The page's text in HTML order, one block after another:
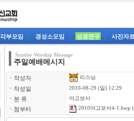
각부모임 경성소모임 성경연구 사진자
Sunday Worship Message
주일예배메시지
ㆍ 작성자 리스닝
ㆍ 작성일 2010-08-29 (일) 12:29
ㆍ 분 류 야고보서
ㆍ 첨부#1 2010야고보서4-1.hwp